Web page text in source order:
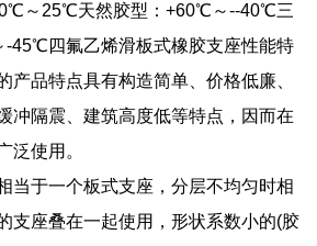
～25℃天然胶型：+60℃～--40℃三
45℃四氟乙烯滑板式橡胶支座性能特
产品特点具有构造简单、价格低廉、
冲隔震、建筑高度低等特点，因而在
泛使用。
当于一个板式支座，分层不均匀时相
支座叠在一起使用，形状系数小的(胶